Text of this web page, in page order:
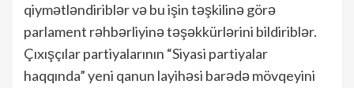
qiymətləndiriblər və bu işin təşkilinə görə
parlament rəhbərliyinə təşəkkürlərini bildiriblər.
Çıxışçılar partiyalarının “Siyasi partiyalar
haqqında” yeni qanun layihəsi barədə mövqeyini